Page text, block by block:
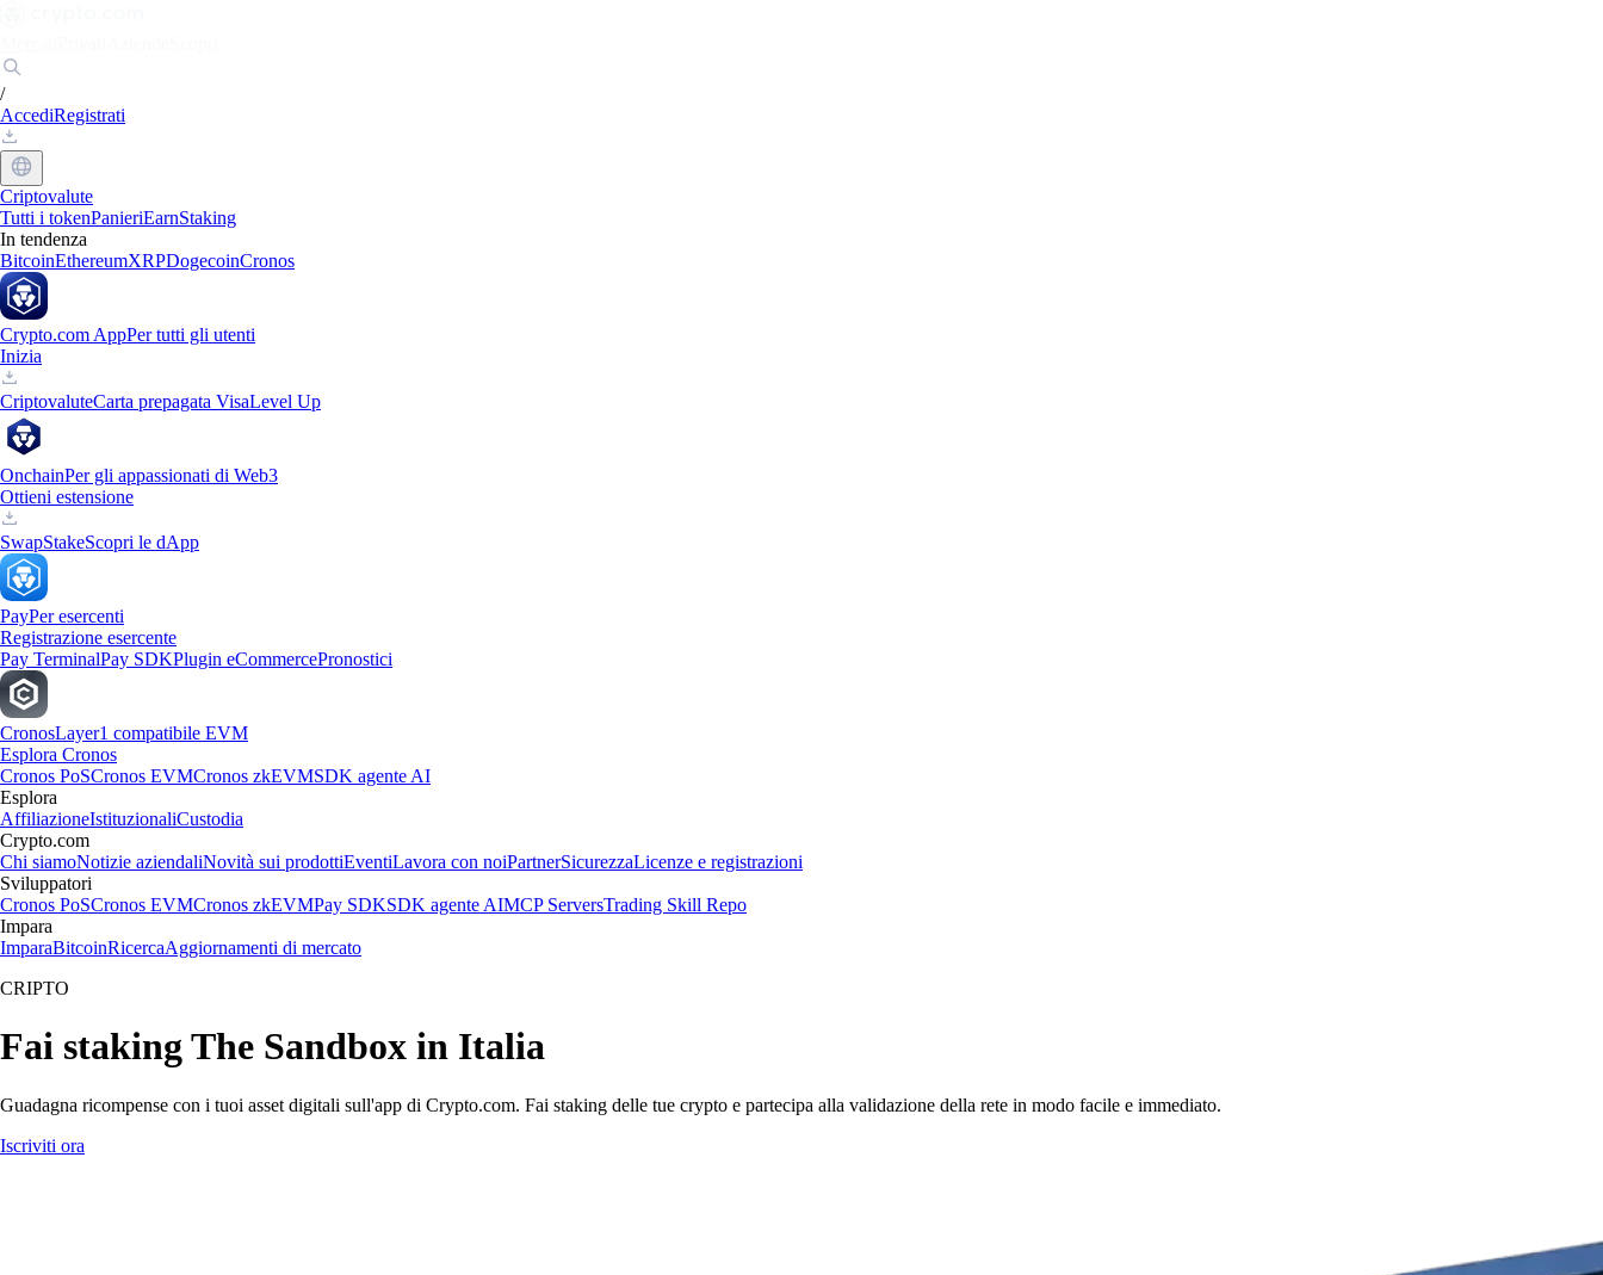
/
AccediRegistrati
Criptovalute
Tutti i tokenPanieriEarnStaking
In tendenza
BitcoinEthereumXRPDogecoinCronos
Crypto.com AppPer tutti gli utenti
Inizia
CriptovaluteCarta prepagata VisaLevel Up
OnchainPer gli appassionati di Web3
Ottieni estensione
SwapStakeScopri le dApp
PayPer esercenti
Registrazione esercente
Pay TerminalPay SDKPlugin eCommercePronostici
CronosLayer1 compatibile EVM
Esplora Cronos
Cronos PoSCronos EVMCronos zkEVMSDK agente AI
Esplora
AffiliazioneIstituzionaliCustodia
Crypto.com
Chi siamoNotizie aziendaliNovità sui prodottiEventiLavora con noiPartnerSicurezzaLicenze e registrazioni
Sviluppatori
Cronos PoSCronos EVMCronos zkEVMPay SDKSDK agente AIMCP ServersTrading Skill Repo
Impara
ImparaBitcoinRicercaAggiornamenti di mercato
CRIPTO
Fai staking The Sandbox in Italia
Guadagna ricompense con i tuoi asset digitali sull'app di Crypto.com. Fai staking delle tue crypto e partecipa alla validazione della rete in modo facile e immediato.
Iscriviti ora